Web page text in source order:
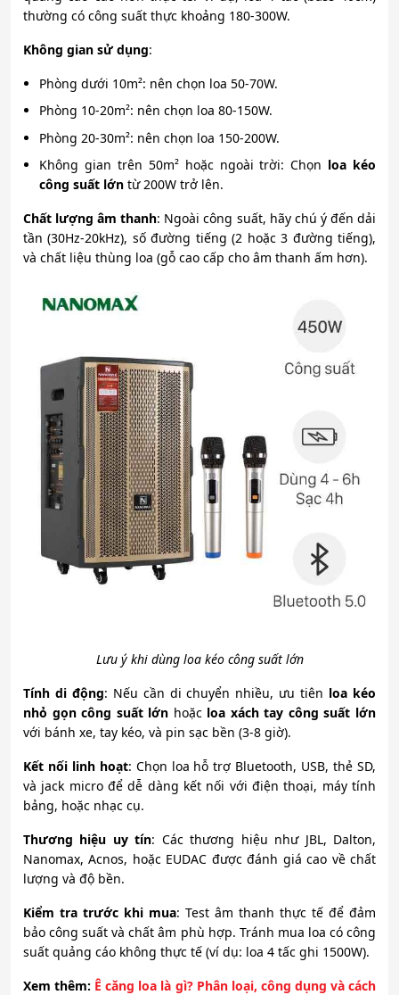
thường có công suất thực khoảng 180-300W.
Không gian sử dụng:
Phòng dưới 10m²: nên chọn loa 50-70W.
Phòng 10-20m²: nên chọn loa 80-150W.
Phòng 20-30m²: nên chọn loa 150-200W.
Không gian trên 50m² hoặc ngoài trời: Chọn loa kéo
công suất lớn từ 200W trở lên.
Chất lượng âm thanh: Ngoài công suất, hãy chú ý đến dải
tần (30Hz-20kHz), số đường tiếng (2 hoặc 3 đường tiếng),
và chất liệu thùng loa (gỗ cao cấp cho âm thanh ấm hơn).
Lưu ý khi dùng loa kéo công suất lớn
Tính di động: Nếu cần di chuyển nhiều, ưu tiên loa kéo
nhỏ gọn công suất lớn hoặc loa xách tay công suất lớn
với bánh xe, tay kéo, và pin sạc bền (3-8 giờ).
Kết nối linh hoạt: Chọn loa hỗ trợ Bluetooth, USB, thẻ SD,
và jack micro để dễ dàng kết nối với điện thoại, máy tính
bảng, hoặc nhạc cụ.
Thương hiệu uy tín: Các thương hiệu như JBL, Dalton,
Nanomax, Acnos, hoặc EUDAC được đánh giá cao về chất
lượng và độ bền.
Kiểm tra trước khi mua: Test âm thanh thực tế để đảm
bảo công suất và chất âm phù hợp. Tránh mua loa có công
suất quảng cáo không thực tế (ví dụ: loa 4 tấc ghi 1500W).
Xemthêm: Ê căng loa là gì? Phân loại, công dụng và cách